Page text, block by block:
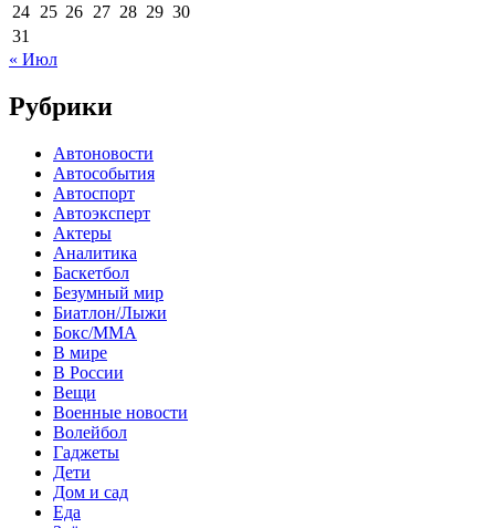
24 25 26 27 28 29 30
31
« Июл
Рубрики
Автоновости
Автособытия
Автоспорт
Автоэксперт
Актеры
Аналитика
Баскетбол
Безумный мир
Биатлон/Лыжи
Бокс/MMA
В мире
В России
Вещи
Военные новости
Волейбол
Гаджеты
Дети
Дом и сад
Еда